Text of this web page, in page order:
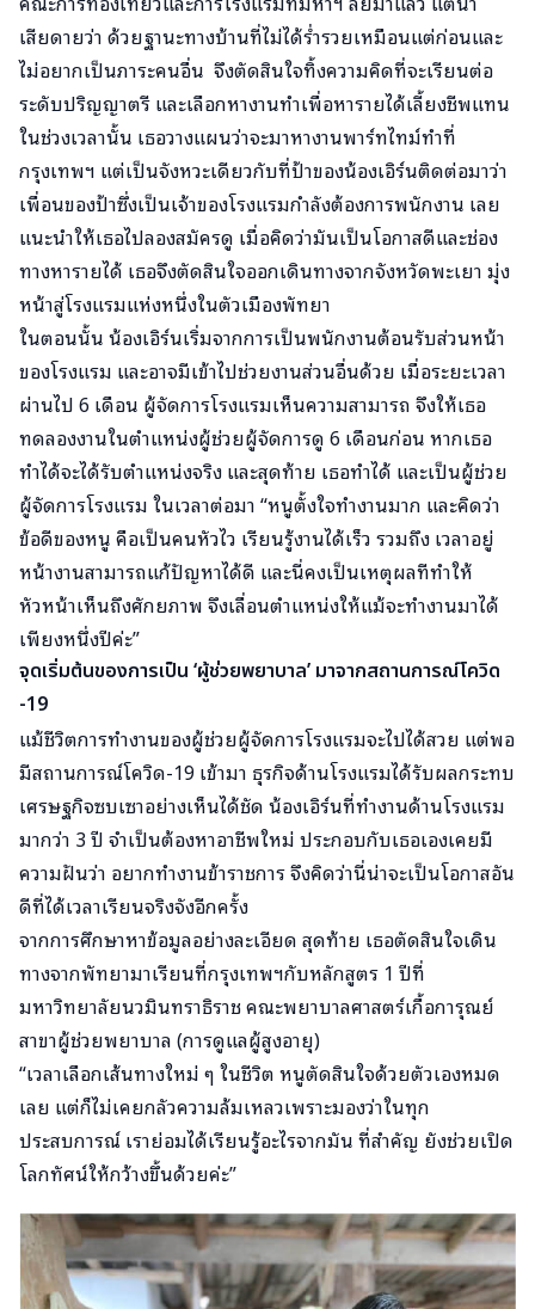
เสียดายว่า ด้วยฐานะทางบ้านที่ไม่ได้ร่ำรวยเหมือนแต่ก่อนและ
ไม่อยากเป็นภาระคนอื่น จึงตัดสินใจทิ้งความคิดที่จะเรียนต่อ
ระดับปริญญาตรี และเลือกหางานทำเพื่อหารายได้เลี้ยงชีพแทน
ในช่วงเวลานั้น เธอวางแผนว่าจะมาหางานพาร์ทไทม์ทำที่
กรุงเทพฯ แต่เป็นจังหวะเดียวกับที่ป้าของน้องเอิร์นติดต่อมาว่า
เพื่อนของป้าซึ่งเป็นเจ้าของโรงแรมกำลังต้องการพนักงาน เลย
แนะนำให้เธอไปลองสมัครดู เมื่อคิดว่ามันเป็นโอกาสดีและช่อง
ทางหารายได้ เธอจึงตัดสินใจออกเดินทางจากจังหวัดพะเยา มุ่ง
หน้าสู่โรงแรมแห่งหนึ่งในตัวเมืองพัทยา
ในตอนนั้น น้องเอิร์นเริ่มจากการเป็นพนักงานต้อนรับส่วนหน้า
ของโรงแรม และอาจมีเข้าไปช่วยงานส่วนอื่นด้วย เมื่อระยะเวลา
ผ่านไป 6 เดือน ผู้จัดการโรงแรมเห็นความสามารถ จึงให้เธอ
ทดลองงานในตำแหน่งผู้ช่วยผู้จัดการดู 6 เดือนก่อน หากเธอ
ทำได้จะได้รับตำแหน่งจริง และสุดท้าย เธอทำได้ และเป็นผู้ช่วย
ผู้จัดการโรงแรม ในเวลาต่อมา “หนูตั้งใจทำงานมาก และคิดว่า
ข้อดีของหนู คือเป็นคนหัวไว เรียนรู้งานได้เร็ว รวมถึง เวลาอยู่
หน้างานสามารถแก้ปัญหาได้ดี และนี่คงเป็นเหตุผลทีทำให้
หัวหน้าเห็นถึงศักยภาพ จึงเลื่อนตำแหน่งให้แม้จะทำงานมาได้
เพียงหนึ่งปีค่ะ”
จุดเริ่มต้นของการเป็น ‘ผู้ช่วยพยาบาล’ มาจากสถานการณ์โควิด
-19
แม้ชีวิตการทำงานของผู้ช่วยผู้จัดการโรงแรมจะไปได้สวย แต่พอ
มีสถานการณ์โควิด-19 เข้ามา ธุรกิจด้านโรงแรมได้รับผลกระทบ
เศรษฐกิจซบเซาอย่างเห็นได้ชัด น้องเอิร์นที่ทำงานด้านโรงแรม
มากว่า 3 ปี จำเป็นต้องหาอาชีพใหม่ ประกอบกับเธอเองเคยมี
ความฝันว่า อยากทำงานข้าราชการ จึงคิดว่านี่น่าจะเป็นโอกาสอัน
ดีที่ได้เวลาเรียนจริงจังอีกครั้ง
จากการศึกษาหาข้อมูลอย่างละเอียด สุดท้าย เธอตัดสินใจเดิน
ทางจากพัทยามาเรียนที่กรุงเทพฯกับหลักสูตร 1 ปีที่
มหาวิทยาลัยนวมินทราธิราช คณะพยาบาลศาสตร์เกื้อการุณย์
สาขาผู้ช่วยพยาบาล (การดูแลผู้สูงอายุ)
“เวลาเลือกเส้นทางใหม่ ๆ ในชีวิต หนูตัดสินใจด้วยตัวเองหมด
เลย แต่ก็ไม่เคยกลัวความล้มเหลวเพราะมองว่าในทุก
ประสบการณ์ เราย่อมได้เรียนรู้อะไรจากมัน ที่สำคัญ ยังช่วยเปิด
โลกทัศน์ให้กว้างขึ้นด้วยค่ะ”